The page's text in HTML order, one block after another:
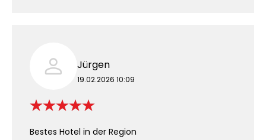
Jürgen
19.02.2026 10:09
Bestes Hotel in der Region